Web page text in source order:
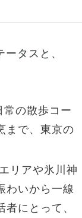
タスと、
の散歩コー
まで、東京の
リアや氷川神
わいから一線
にとって、